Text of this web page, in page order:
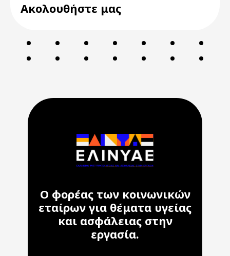
Ακολουθήστε μας
Ο φορέας των κοινωνικών
εταίρων για θέματα υγείας
και ασφάλειας στην
εργασία.